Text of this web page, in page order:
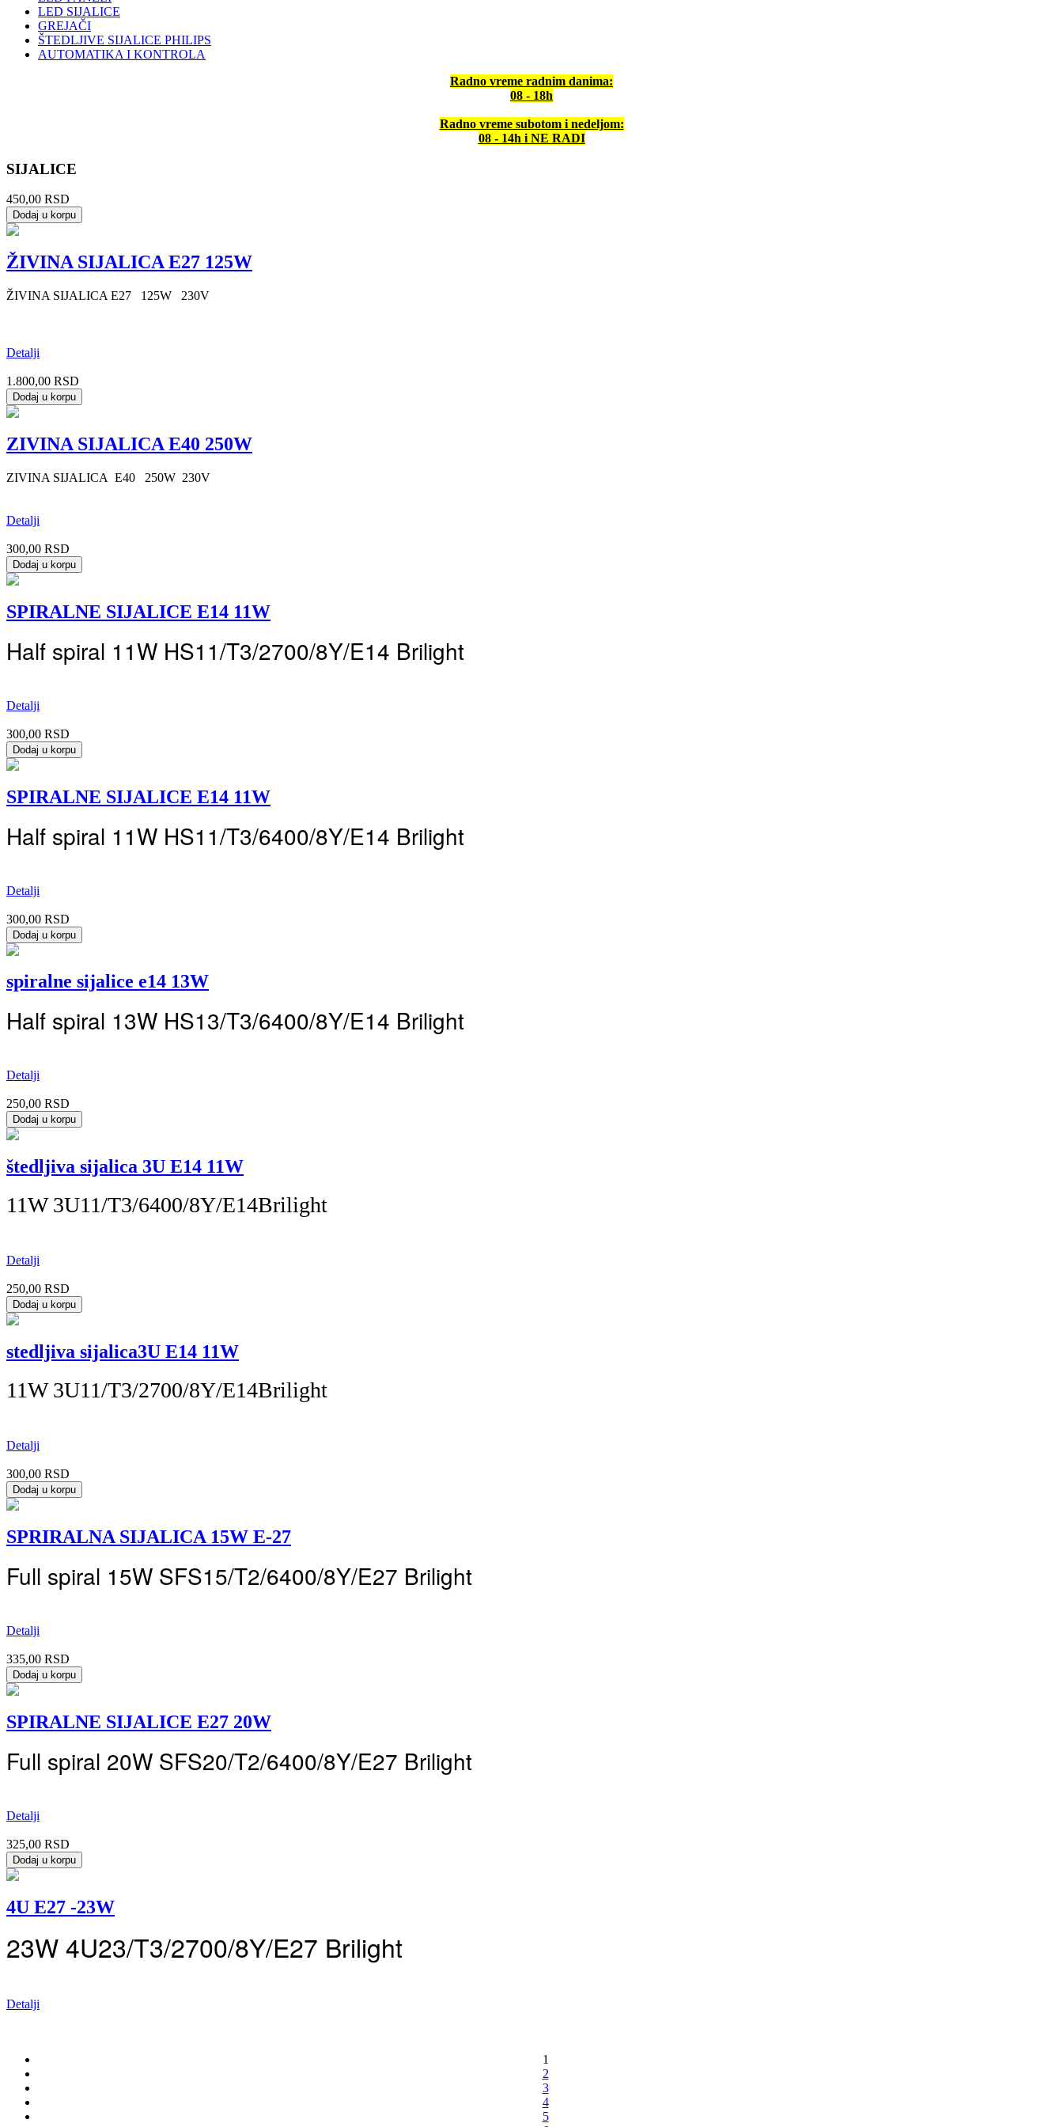
LED SIJALICE
GREJAČI
ŠTEDLJIVE SIJALICE PHILIPS
AUTOMATIKA I KONTROLA
Radno vreme radnim danima:
08 - 18h
Radno vreme subotom i nedeljom:
08 - 14h i NE RADI
SIJALICE
450,00 RSD
ŽIVINA SIJALICA E27 125W
ŽIVINA SIJALICA E27 125W 230V
Detalji
1.800,00 RSD
ZIVINA SIJALICA E40 250W
ZIVINA SIJALICA E40 250W 230V
Detalji
300,00 RSD
SPIRALNE SIJALICE E14 11W
Half spiral 11W HS11/T3/2700/8Y/E14 Brilight
Detalji
300,00 RSD
SPIRALNE SIJALICE E14 11W
Half spiral 11W HS11/T3/6400/8Y/E14 Brilight
Detalji
300,00 RSD
spiralne sijalice e14 13W
Half spiral 13W HS13/T3/6400/8Y/E14 Brilight
Detalji
250,00 RSD
štedljiva sijalica 3U E14 11W
11W 3U11/T3/6400/8Y/E14Brilight
Detalji
250,00 RSD
stedljiva sijalica3U E14 11W
11W 3U11/T3/2700/8Y/E14Brilight
Detalji
300,00 RSD
SPRIRALNA SIJALICA 15W E-27
Full spiral 15W SFS15/T2/6400/8Y/E27 Brilight
Detalji
335,00 RSD
SPIRALNE SIJALICE E27 20W
Full spiral 20W SFS20/T2/6400/8Y/E27 Brilight
Detalji
325,00 RSD
4U E27 -23W
23W 4U23/T3/2700/8Y/E27 Brilight
Detalji
1
2
3
4
5